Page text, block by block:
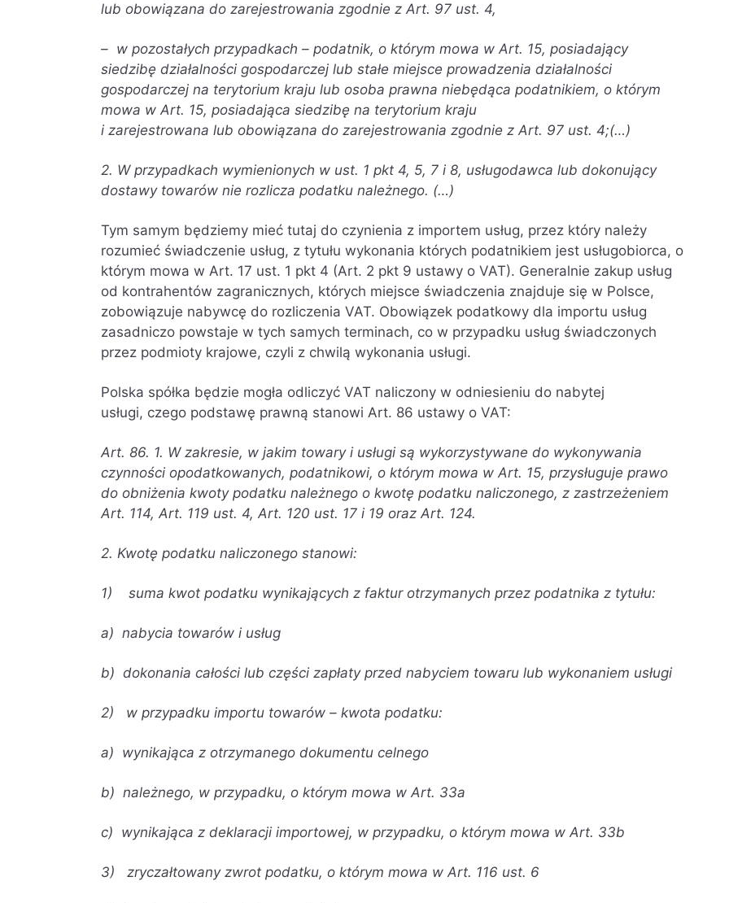
lub obowiązana do zarejestrowania zgodnie z Art. 97 ust. 4,
– w pozostałych przypadkach – podatnik, o którym mowa w Art. 15, posiadający
siedzibę działalności gospodarczej lub stałe miejsce prowadzenia działalności
gospodarczej na terytorium kraju lub osoba prawna niebędąca podatnikiem, o którym
mowa w Art. 15, posiadająca siedzibę na terytorium kraju
i zarejestrowana lub obowiązana do zarejestrowania zgodnie z Art. 97 ust. 4;(…)
2. W przypadkach wymienionych w ust. 1 pkt 4, 5, 7 i 8, usługodawca lub dokonujący
dostawy towarów nie rozlicza podatku należnego. (…)
Tym samym będziemy mieć tutaj do czynienia z importem usług, przez który należy
rozumieć świadczenie usług, z tytułu wykonania których podatnikiem jest usługobiorca, o
którym mowa w Art. 17 ust. 1 pkt 4 (Art. 2 pkt 9 ustawy o VAT). Generalnie zakup usług
od kontrahentów zagranicznych, których miejsce świadczenia znajduje się w Polsce,
zobowiązuje nabywcę do rozliczenia VAT. Obowiązek podatkowy dla importu usług
zasadniczo powstaje w tych samych terminach, co w przypadku usług świadczonych
przez podmioty krajowe, czyli z chwilą wykonania usługi.
Polska spółka będzie mogła odliczyć VAT naliczony w odniesieniu do nabytej
usługi, czego podstawę prawną stanowi Art. 86 ustawy o VAT:
Art. 86. 1. W zakresie, w jakim towary i usługi są wykorzystywane do wykonywania
czynności opodatkowanych, podatnikowi, o którym mowa w Art. 15, przysługuje prawo
do obniżenia kwoty podatku należnego o kwotę podatku naliczonego, z zastrzeżeniem
Art. 114, Art. 119 ust. 4, Art. 120 ust. 17 i 19 oraz Art. 124.
2. Kwotę podatku naliczonego stanowi:
1) suma kwot podatku wynikających z faktur otrzymanych przez podatnika z tytułu:
a) nabycia towarów i usług
b) dokonania całości lub części zapłaty przed nabyciem towaru lub wykonaniem usługi
2) w przypadku importu towarów – kwota podatku:
a) wynikająca z otrzymanego dokumentu celnego
b) należnego, w przypadku, o którym mowa w Art. 33a
c) wynikająca z deklaracji importowej, w przypadku, o którym mowa w Art. 33b
3) zryczałtowany zwrot podatku, o którym mowa w Art. 116 ust. 6